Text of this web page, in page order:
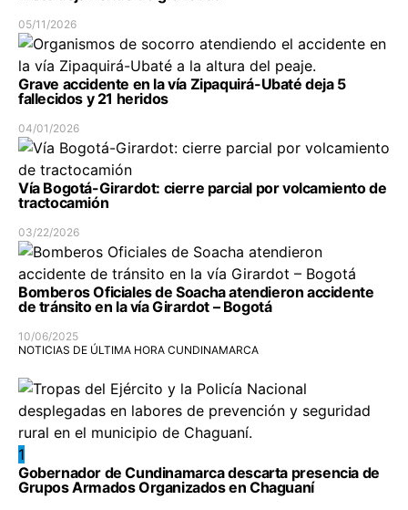
05/11/2026
Grave accidente en la vía Zipaquirá-Ubaté deja 5
fallecidos y 21 heridos
04/01/2026
Vía Bogotá-Girardot: cierre parcial por volcamiento de
tractocamión
03/22/2026
Bomberos Oficiales de Soacha atendieron accidente
de tránsito en la vía Girardot – Bogotá
10/06/2025
NOTICIAS DE ÚLTIMA HORA CUNDINAMARCA
1
Gobernador de Cundinamarca descarta presencia de
Grupos Armados Organizados en Chaguaní